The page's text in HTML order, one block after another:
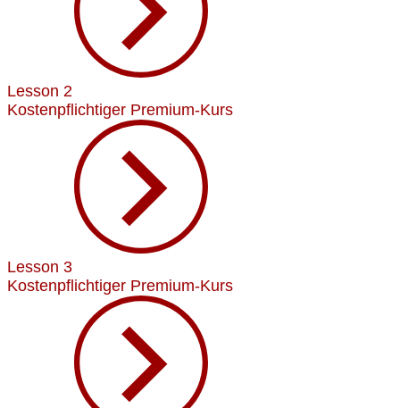
Lesson 2
Kostenpflichtiger Premium-Kurs
Lesson 3
Kostenpflichtiger Premium-Kurs